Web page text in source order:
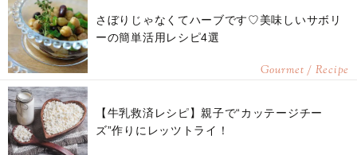
さぼりじゃなくてハーブです♡美味しいサボリ
ーの簡単活用レシピ4選
Gourmet / Recipe
【牛乳救済レシピ】親子で“カッテージチー
ズ”作りにレッツトライ！